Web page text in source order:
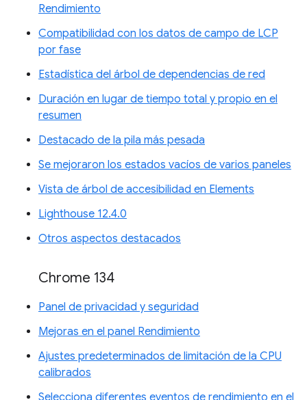
Rendimiento
Compatibilidad con los datos de campo de LCP
por fase
Estadística del árbol de dependencias de red
Duración en lugar de tiempo total y propio en el
resumen
Destacado de la pila más pesada
Se mejoraron los estados vacíos de varios paneles
Vista de árbol de accesibilidad en Elements
Lighthouse 12.4.0
Otros aspectos destacados
Chrome 134
Panel de privacidad y seguridad
Mejoras en el panel Rendimiento
Ajustes predeterminados de limitación de la CPU
calibrados
Selecciona diferentes eventos de rendimiento en el